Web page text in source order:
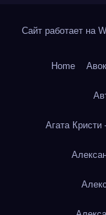
Сайт работает на
Home
Агата